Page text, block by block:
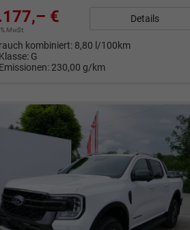
€
MwSt.
Details
kombiniert: 8,80 l/100km
G
230,00 g/km